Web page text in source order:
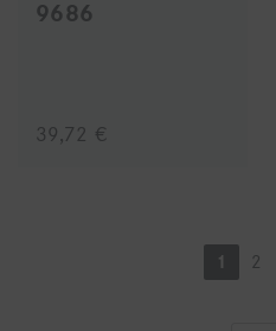
9686
39,72 €
1 2